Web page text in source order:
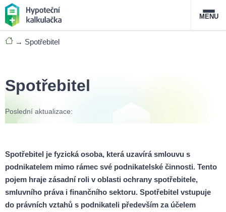
Nabídka hypoték
O službě
MENU
→ Spotřebitel
Spotřebitel
Poslední aktualizace:
Spotřebitel je fyzická osoba, která uzavírá smlouvu s
podnikatelem mimo rámec své podnikatelské činnosti. Tento
pojem hraje zásadní roli v oblasti ochrany spotřebitele,
smluvního práva i finančního sektoru. Spotřebitel vstupuje
do právních vztahů s podnikateli především za účelem